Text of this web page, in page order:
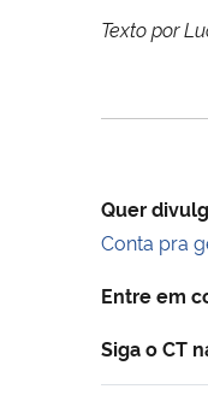
Texto por
Quer
Conta pra
Entre em
Siga o CT